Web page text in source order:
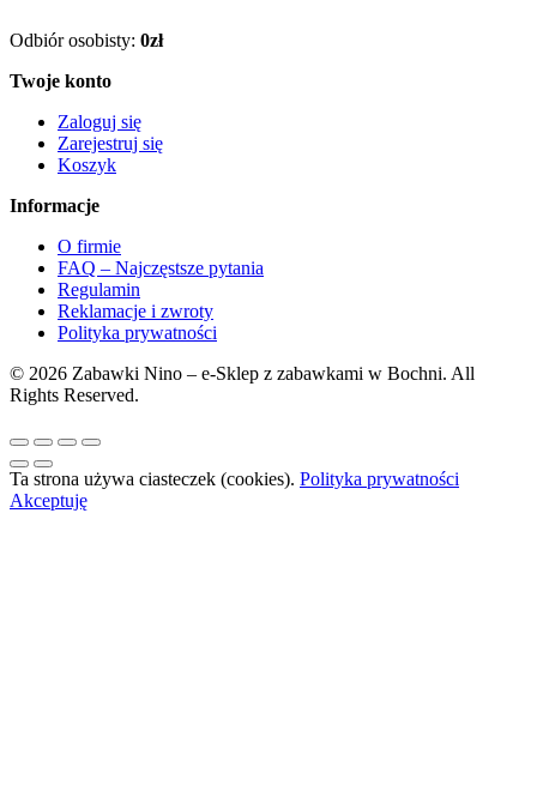
Odbiór osobisty: 0zł
Twoje konto
Zaloguj się
Zarejestruj się
Koszyk
Informacje
O firmie
FAQ – Najczęstsze pytania
Regulamin
Reklamacje i zwroty
Polityka prywatności
© 2026 Zabawki Nino – e-Sklep z zabawkami w Bochni. All
Rights Reserved.
Ta strona używa ciasteczek (cookies). Polityka prywatności
Akceptuję